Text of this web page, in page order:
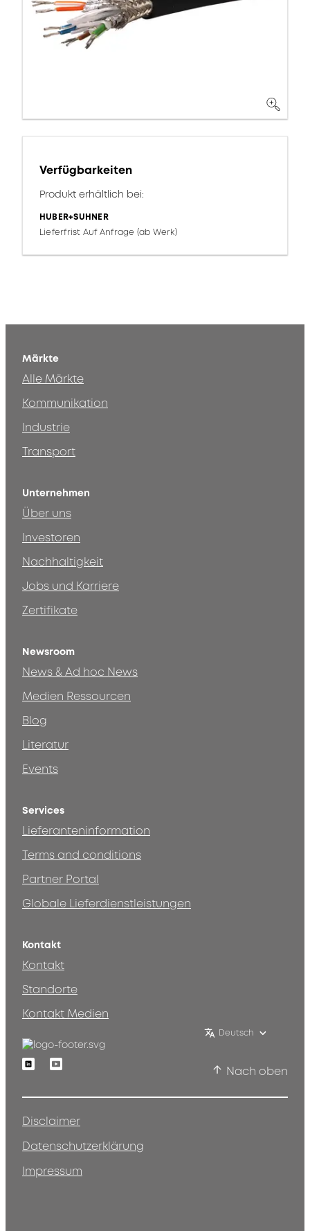
Verfügbarkeiten
Produkt erhältlich bei:
HUBER+SUHNER
Lieferfrist Auf Anfrage (ab Werk)
Märkte
Alle Märkte
Kommunikation
Industrie
Transport
Unternehmen
Über uns
Investoren
Nachhaltigkeit
Jobs und Karriere
Zertifikate
Newsroom
News & Ad hoc News
Medien Ressourcen
Blog
Literatur
Events
Services
Lieferanteninformation
Terms and conditions
Partner Portal
Globale Lieferdienstleistungen
Kontakt
Kontakt
Standorte
Kontakt Medien
Deutsch
LinkedinYoutube
Nach oben
Disclaimer
Datenschutzerklärung
Impressum